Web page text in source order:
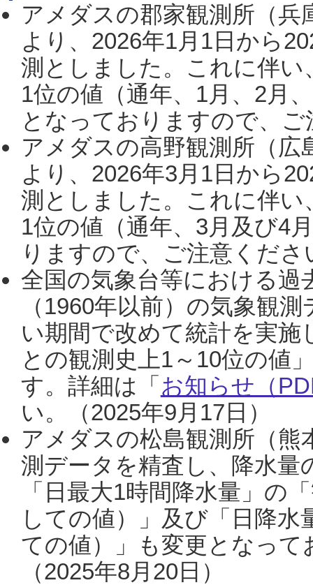
アメダスの郡家観測所（
より、2026年1月1日から
測としました。これに伴い
1位の値（通年、1月、2月
となっておりますので、
アメダスの高野観測所（
より、2026年3月1日から
測としました。これに伴い
1位の値（通年、3月及び4
りますので、ご注意くだ
全国の気象台等における過
（1960年以前）の気象観
い期間で改めて統計を実
との観測史上1～10位の値
す。詳細は「 お知らせ（
い。（2025年9月17日）
アメダスの松島観測所（熊
測データを精査し、降水
「日最大1時間降水量」の
しての値）」及び「日降
ての値）」も変更となっ
（2025年8月20日）